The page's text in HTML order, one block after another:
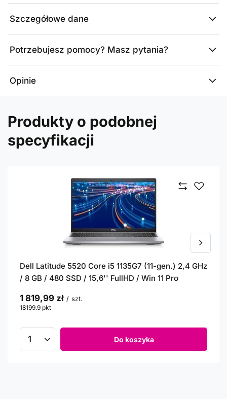
Szczegółowe dane
Potrzebujesz pomocy? Masz pytania?
Opinie
Produkty o podobnej
specyfikacji
Dell Latitude 5520 Core i5 1135G7 (11-gen.) 2,4 GHz
/ 8 GB / 480 SSD / 15,6'' FullHD / Win 11 Pro
1 819,99 zł / szt.
18199.9 pkt
Do koszyka